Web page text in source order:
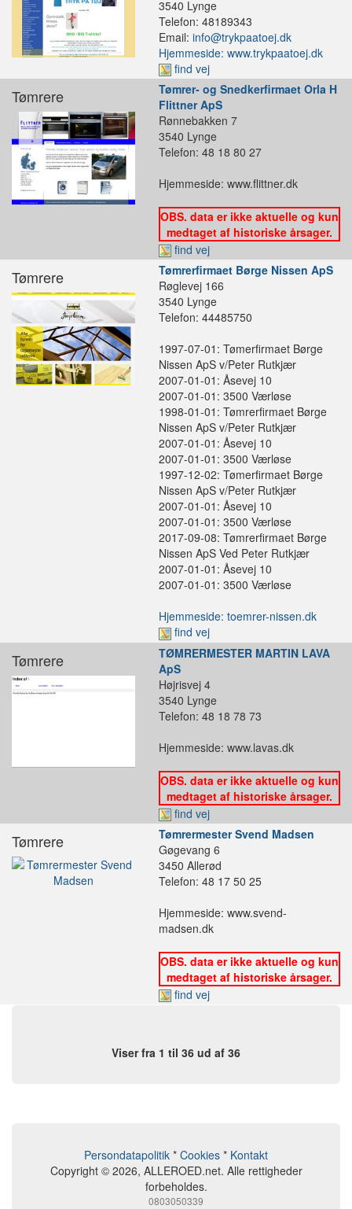
3540 Lynge
Telefon: 48189343
Email: info@trykpaatoej.dk
Hjemmeside: www.trykpaatoej.dk
find vej
Tømrere
Tømrer- og Snedkerfirmaet Orla H
Flittner ApS
Rønnebakken 7
3540 Lynge
Telefon: 48 18 80 27
Hjemmeside: www.flittner.dk
OBS. data er ikke aktuelle og kun
medtaget af historiske årsager.
find vej
Tømrere
Tømrerfirmaet Børge Nissen ApS
Røglevej 166
3540 Lynge
Telefon: 44485750
1997-07-01: Tømerfirmaet Børge
Nissen ApS v/Peter Rutkjær
2007-01-01: Åsevej 10
2007-01-01: 3500 Værløse
1998-01-01: Tømrerfirmaet Børge
Nissen ApS v/Peter Rutkjær
2007-01-01: Åsevej 10
2007-01-01: 3500 Værløse
1997-12-02: Tømerfirmaet Børge
Nissen ApS v/Peter Rutkjær
2007-01-01: Åsevej 10
2007-01-01: 3500 Værløse
2017-09-08: Tømrerfirmaet Børge
Nissen ApS Ved Peter Rutkjær
2007-01-01: Åsevej 10
2007-01-01: 3500 Værløse
Hjemmeside: toemrer-nissen.dk
find vej
Tømrere
TØMRERMESTER MARTIN LAVA
ApS
Højrisvej 4
3540 Lynge
Telefon: 48 18 78 73
Hjemmeside: www.lavas.dk
OBS. data er ikke aktuelle og kun
medtaget af historiske årsager.
find vej
Tømrere
Tømrermester Svend Madsen
Gøgevang 6
3450 Allerød
Telefon: 48 17 50 25
Hjemmeside: www.svend-
madsen.dk
OBS. data er ikke aktuelle og kun
medtaget af historiske årsager.
find vej
Viser fra 1 til 36 ud af 36
Persondatapolitik * Cookies * Kontakt
Copyright © 2026, ALLEROED.net. Alle rettigheder
forbeholdes.
0803050339